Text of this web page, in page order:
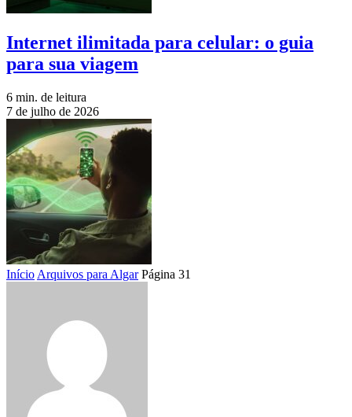
Internet ilimitada para celular: o guia
para sua viagem
6 min. de leitura
7 de julho de 2026
Início Arquivos para Algar Página 31